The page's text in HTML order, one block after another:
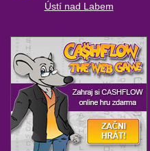
Ústí nad Labem